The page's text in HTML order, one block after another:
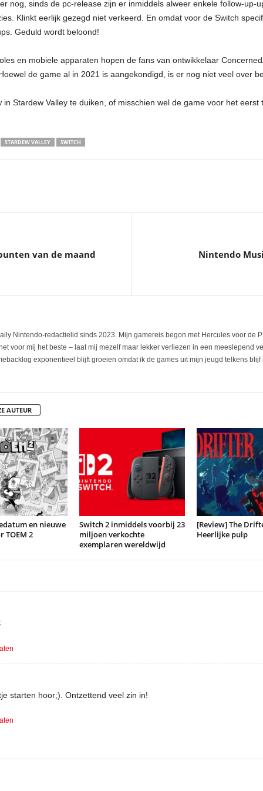
nog, sinds de pc-release zijn er inmiddels alweer enkele follow-up-
Klinkt eerlijk gezegd niet verkeerd. En omdat voor de Switch
Geduld wordt beloond!
en mobiele apparaten hopen de fans van ontwikkelaar
de game al in 2021 is aangekondigd, is er nog niet veel over
Stardew Valley te duiken, of misschien wel de game voor het
STARDEW VALLEY SWITCH
van de maand Nintendo
Nintendo-redactielid sinds 2023. Mijn gamereis begon met Hercules voor de
voor mij het beste – laat mij mezelf maar lekker verliezen in een meeslepend
exponentieel blijft groeien omdat ik de games uit mijn jeugd telkens
AUTEUR
en nieuwe
2
Switch 2 inmiddels voorbij 23
miljoen verkochte
exemplaren wereldwijd
[Review] The
Heerlijke pulp
starten hoor;). Ontzettend veel zin in!